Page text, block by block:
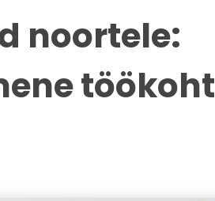
noortele:
töökoht